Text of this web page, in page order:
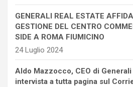
GENERALI REAL ESTATE
GESTIONE DEL CENTRO
SIDE A ROMA FIUMICINO
24 Luglio 2024
Aldo Mazzocco, CEO di
intervista a tutta pagina sul